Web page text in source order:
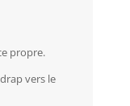
propre.
vers le